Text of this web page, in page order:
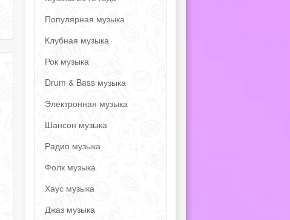
Популярная музыка
Клубная музыка
Рок музыка
Drum & Bass музыка
Электронная музыка
Шансон музыка
Радио музыка
Фолк музыка
Хаус музыка
Джаз музыка